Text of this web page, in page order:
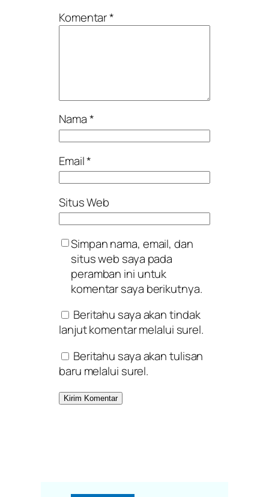
Komentar*
Nama*
Email*
Situs Web
Simpan nama, email, dan
situs web saya pada
peramban ini untuk
komentar saya berikutnya.
Beritahu saya akan tindak
lanjut komentar melalui surel.
Beritahu saya akan tulisan
baru melalui surel.